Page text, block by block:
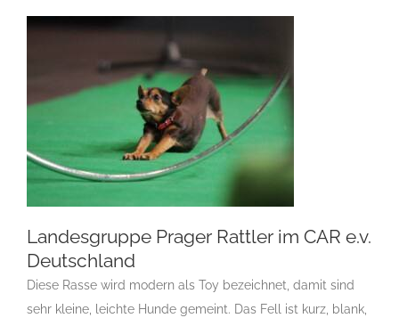
Landesgruppe Prager Rattler im
CAR e.v. Deutschland
Landesgruppe Prager Rattler im CAR e.v.
Deutschland
Diese Rasse wird modern als Toy bezeichnet, damit sind
sehr kleine, leichte Hunde gemeint. Das Fell ist kurz, blank,